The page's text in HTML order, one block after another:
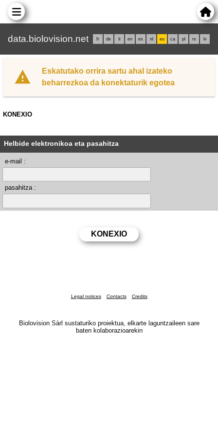
data.biolovision.net fr de it en es nl eu ca pl rs lv
Eskatutako orrira sartu ahal izateko
beharrezkoa da konektaturik egotea
KONEXIO
Helbide elektronikoa eta pasahitza
e-mail :
pasahitza :
Legal notices Contacts Credits
Biolovision Sàrl sustaturiko proiektua, elkarte laguntzaileen sare
baten kolaborazioarekin